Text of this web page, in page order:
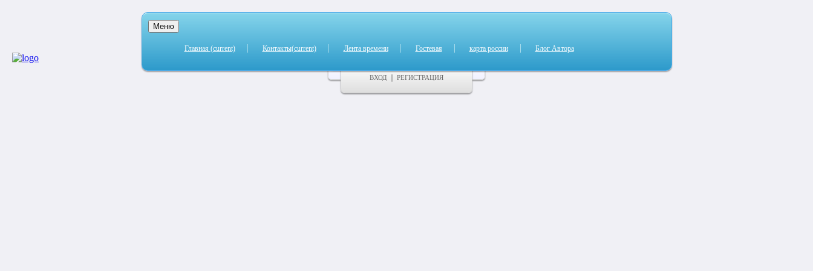
Меню
Главная (current) Контакты(current) Лента времени Гостевая карта россии Блог Автора
ВХОД РЕГИСТРАЦИЯ